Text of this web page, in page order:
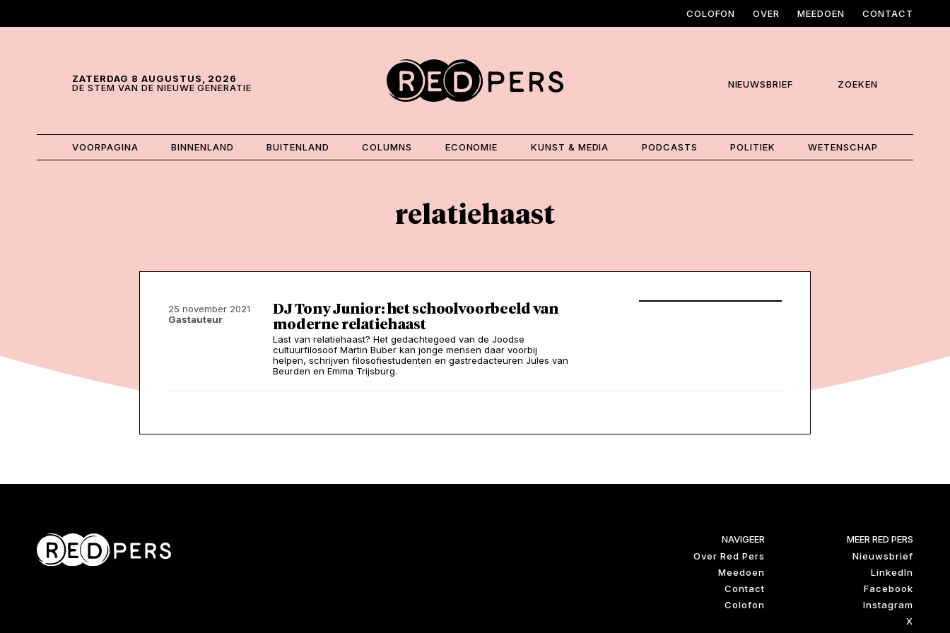
COLOFON OVER MEEDOEN CONTACT
ZATERDAG 8 AUGUSTUS, 2026
DE STEM VAN DE NIEUWE GENERATIE
NIEUWSBRIEF ZOEKEN
VOORPAGINA BINNENLAND BUITENLAND COLUMNS ECONOMIE KUNST & MEDIA PODCASTS POLITIEK WETENSCHAP
relatiehaast
25 november 2021
Gastauteur
DJ Tony Junior: het schoolvoorbeeld van
moderne relatiehaast
Last van relatiehaast? Het gedachtegoed van de Joodse
cultuurfilosoof Martin Buber kan jonge mensen daar voorbij
helpen, schrijven filosofiestudenten en gastredacteuren Jules van
Beurden en Emma Trijsburg.
NAVIGEER
Over Red Pers
Meedoen
Contact
Colofon
MEER RED PERS
Nieuwsbrief
LinkedIn
Facebook
Instagram
X